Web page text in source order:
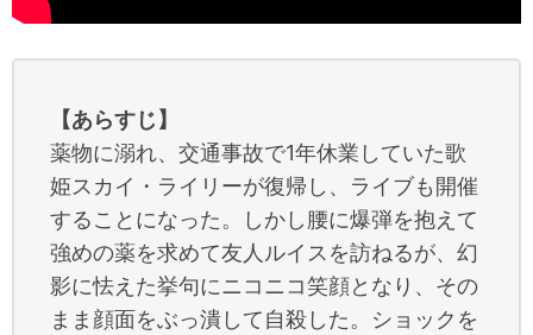
【あらすじ】
薬物に溺れ、交通事故で1年休業していた歌
姫スカイ・ライリーが復帰し、ライブも開催
することになった。しかし腰に爆弾を抱えて
強めの薬を求めて友人ルイスを訪ねるが、幻
影に怯えた挙句にニコニコ笑顔となり、その
まま顔面をぶっ潰して自殺した。ショックを